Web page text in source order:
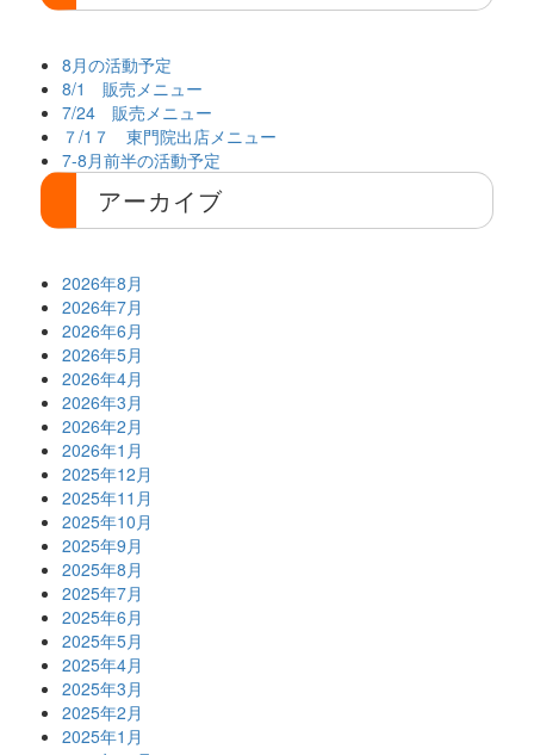
8月の活動予定
8/1 販売メニュー
7/24 販売メニュー
７/1７ 東門院出店メニュー
7-8月前半の活動予定
アーカイブ
2026年8月
2026年7月
2026年6月
2026年5月
2026年4月
2026年3月
2026年2月
2026年1月
2025年12月
2025年11月
2025年10月
2025年9月
2025年8月
2025年7月
2025年6月
2025年5月
2025年4月
2025年3月
2025年2月
2025年1月